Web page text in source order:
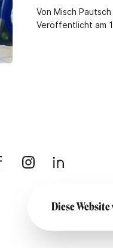
Von Misch Pautsch
Veröffentlicht am
Diese